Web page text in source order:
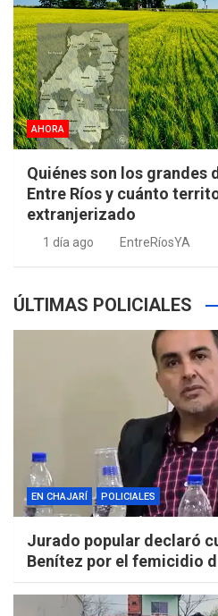
AHORA
Quiénes son los grandes
Entre Ríos y cuánto
extranjerizado
1 día ago EntreRíosYA
ÚLTIMAS POLICIALES
EN CHAJARÍ POLICIALES
Jurado popular declaró
Benítez por el femicidio